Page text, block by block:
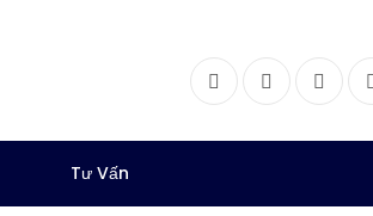
FacebookTwitter
Tư Vấn